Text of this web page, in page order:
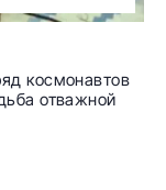
космонавтов
отважной